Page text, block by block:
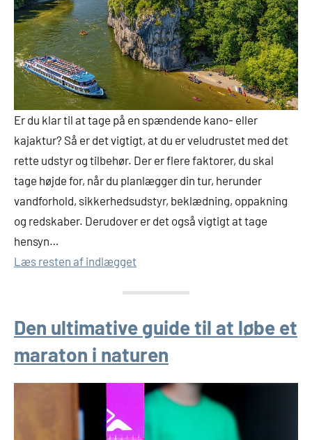
Er du klar til at tage på en spændende kano- eller
kajaktur? Så er det vigtigt, at du er veludrustet med det
rette udstyr og tilbehør. Der er flere faktorer, du skal
tage højde for, når du planlægger din tur, herunder
vandforhold, sikkerhedsudstyr, beklædning, oppakning
og redskaber. Derudover er det også vigtigt at tage
hensyn…
Læs resten af indlægget
Den ultimative guide til at løbe et
maraton i naturen